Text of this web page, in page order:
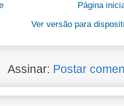
Página
Ver versão para
Assinar: Postar